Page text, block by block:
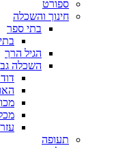
ספורט
חינוך והשכלה
בתי ספר
הגיל הרך
השכלה
דוד
תעופה